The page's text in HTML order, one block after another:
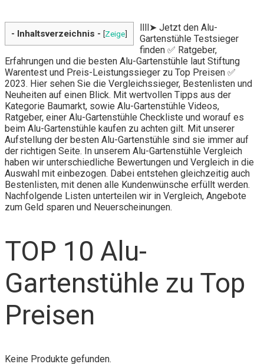
- Inhaltsverzeichnis - [Zeige]
llll➤ Jetzt den Alu-
Gartenstühle Testsieger
finden ✅ Ratgeber,
Erfahrungen und die besten Alu-Gartenstühle laut Stiftung
Warentest und Preis-Leistungssieger zu Top Preisen ✅
2023. Hier sehen Sie die Vergleichssieger, Bestenlisten und
Neuheiten auf einen Blick. Mit wertvollen Tipps aus der
Kategorie Baumarkt, sowie Alu-Gartenstühle Videos,
Ratgeber, einer Alu-Gartenstühle Checkliste und worauf es
beim Alu-Gartenstühle kaufen zu achten gilt. Mit unserer
Aufstellung der besten Alu-Gartenstühle sind sie immer auf
der richtigen Seite. In unserem Alu-Gartenstühle Vergleich
haben wir unterschiedliche Bewertungen und Vergleich in die
Auswahl mit einbezogen. Dabei entstehen gleichzeitig auch
Bestenlisten, mit denen alle Kundenwünsche erfüllt werden.
Nachfolgende Listen unterteilen wir in Vergleich, Angebote
zum Geld sparen und Neuerscheinungen.
TOP 10 Alu-
Gartenstühle zu Top
Preisen
Keine Produkte gefunden.